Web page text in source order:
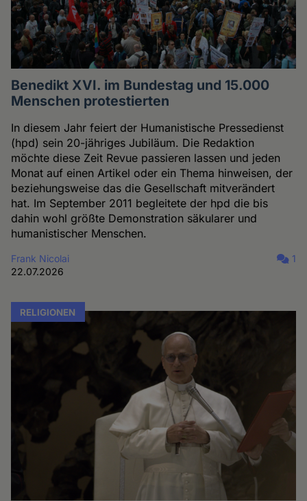
Benedikt XVI. im Bundestag und 15.000
Menschen protestierten
In diesem Jahr feiert der Humanistische Pressedienst
(hpd) sein 20-jähriges Jubiläum. Die Redaktion
möchte diese Zeit Revue passieren lassen und jeden
Monat auf einen Artikel oder ein Thema hinweisen, der
beziehungsweise das die Gesellschaft mitverändert
hat. Im September 2011 begleitete der hpd die bis
dahin wohl größte Demonstration säkularer und
humanistischer Menschen.
Frank Nicolai
22.07.2026
1
RELIGIONEN